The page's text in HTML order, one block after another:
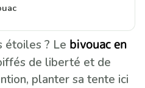
étoiles ? Le bivouac en
de liberté et de
planter sa tente ici